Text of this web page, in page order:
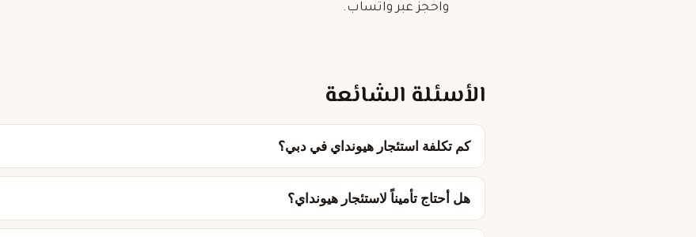
واحجز عبر واتساب.
الأسئلة الشائعة
كم تكلفة استئجار هيونداي في دبي؟
هل أحتاج تأميناً لاستئجار هيونداي؟